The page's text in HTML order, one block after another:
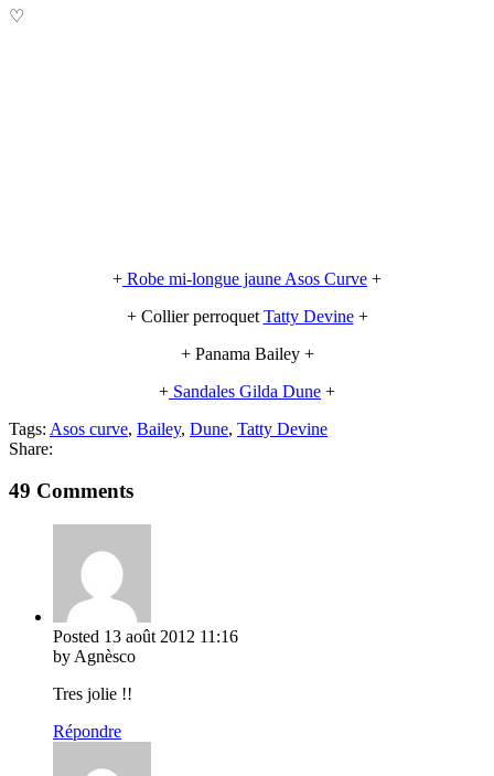
♡
+ Robe mi-longue jaune Asos Curve +
+ Collier perroquet Tatty Devine+
+ Panama Bailey +
+ Sandales Gilda Dune +
Tags: Asos curve, Bailey, Dune, Tatty Devine
Share:
49 Comments
Posted 13 août 2012 11:16
by Agnèsco
Tres jolie !!
Répondre